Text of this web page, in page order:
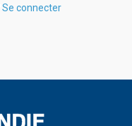
Se connecter